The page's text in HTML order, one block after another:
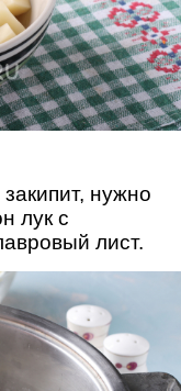
нужно
лук с
лист.